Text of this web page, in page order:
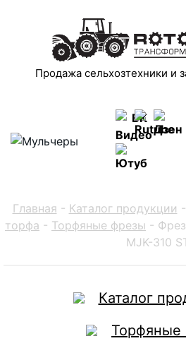
Продажа сельхозтехники и
Главная - Каталог продукции -
торфа - Торфяные фрезы -
MJK-310
Каталог
Торфяные